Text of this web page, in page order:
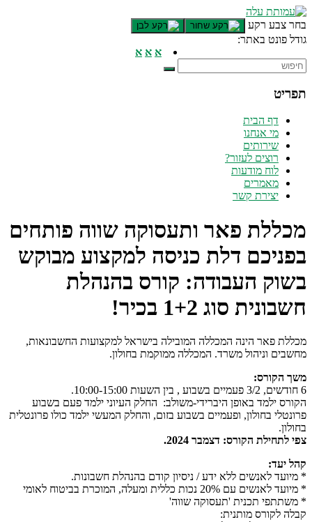
דלג לתוכן רצוי/Skip to content
בחר צבע רקע
גודל פונט באתר:
א א א
תפריט
דף הבית
מי אנחנו
שירותים
רוצים לעזור?
לוח מודעות
מאמרים
יצירת קשר
מכללת פאר ותעסוקה שווה פותחים
בפניכם דלת כניסה למקצוע מבוקש
בשוק העבודה: קורס בהנהלת
חשבונית סוג 1+2 בכיר!
מכללת פאר הינה המכללה המובילה בישראל למקצועות החשבונאות,
מחשבים וניהול משרד. המכללה ממוקמת בחולון.
משך הקורס:
6 חודשים, 3/2 פעמיים בשבוע , בין השעות 10:00-15:00.
הקורס ילמד באופן היברידי-משולב: החלק העיוני ילמד פעם בשבוע
פרונטלי בחולון, ופעמיים בשבוע בזום, והחלק המעשי ילמד כולו פרונטלית
בחולון.
צפי לתחילת הקורס: דצמבר 2024.
קהל יעד:
* מיועד לאנשים ללא ידע / ניסיון קודם בהנהלת חשבונות.
* מיועד לאנשים עם 20% נכות כללית ומעלה, המוכרת בביטוח לאומי
* משתתפי תכנית 'תעסוקה שווה'
קבלה לקורס מותנית: